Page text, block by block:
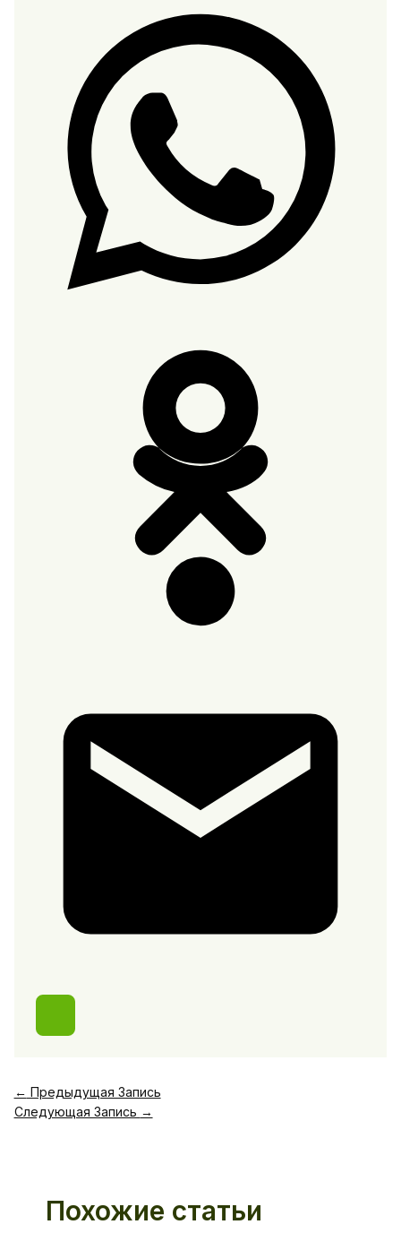
← Предыдущая Запись
Следующая Запись →
Похожие статьи